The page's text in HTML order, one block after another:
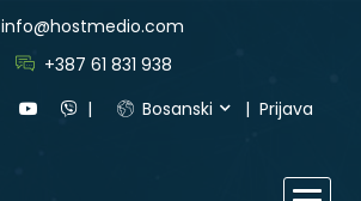
info@hostmedio.com
+387 61 831 938
Bosanski
Prijava